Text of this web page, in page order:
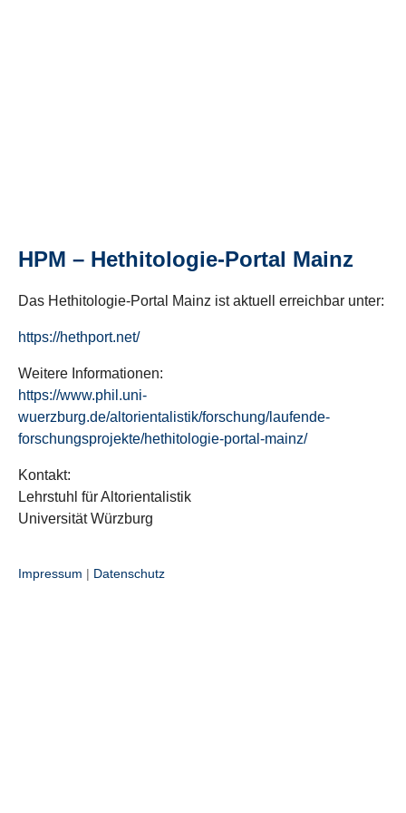
HPM – Hethitologie-Portal Mainz
Das Hethitologie-Portal Mainz ist aktuell erreichbar unter:
https://hethport.net/
Weitere Informationen:
https://www.phil.uni-
wuerzburg.de/altorientalistik/forschung/laufende-
forschungsprojekte/hethitologie-portal-mainz/
Kontakt:
Lehrstuhl für Altorientalistik
Universität Würzburg
Impressum | Datenschutz